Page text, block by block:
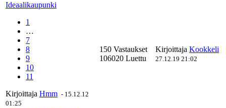
Ideaalikaupunki
1
…
7
8
9
10
11
Kirjoittaja Hmm - 15.12.12
01:25
150 Vastaukset
106020 Luettu
Kirjoittaja Kookkeli
27.12.19 21:02